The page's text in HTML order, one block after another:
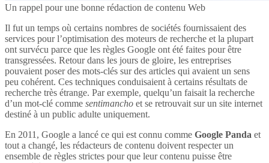
Un rappel pour une bonne rédaction de contenu Web
Il fut un temps où certains nombres de sociétés fournissaient des
services pour l’optimisation des moteurs de recherche et la plupart
ont survécu parce que les règles Google ont été faites pour être
transgressées. Retour dans les jours de gloire, les entreprises
pouvaient poser des mots-clés sur des articles qui avaient un sens
peu cohérent. Ces techniques conduisaient à certains résultats de
recherche très étrange. Par exemple, quelqu’un faisait la recherche
d’un mot-clé comme sentimancho et se retrouvait sur un site internet
destiné à un public adulte uniquement.
En 2011, Google a lancé ce qui est connu comme Google Panda et
tout a changé, les rédacteurs de contenu doivent respecter un
ensemble de règles strictes pour que leur contenu puisse être